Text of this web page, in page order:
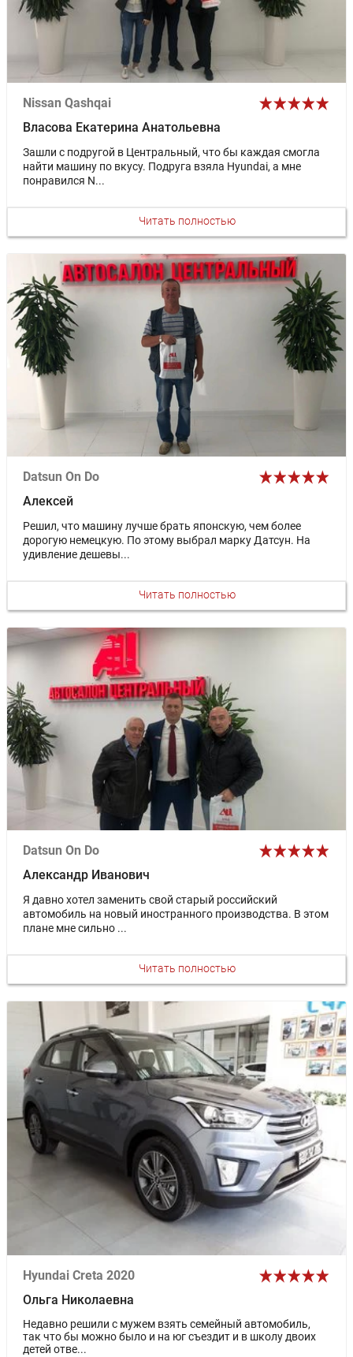
Nissan Qashqai
Власова Екатерина Анатольевна
Зашли с подругой в Центральный, что бы каждая смогла
найти машину по вкусу. Подруга взяла Hyundai, а мне
понравился N...
Читать полностью
Datsun On Do
Алексей
Решил, что машину лучше брать японскую, чем более
дорогую немецкую. По этому выбрал марку Датсун. На
удивление дешевы...
Читать полностью
Datsun On Do
Александр Иванович
Я давно хотел заменить свой старый российский
автомобиль на новый иностранного производства. В этом
плане мне сильно ...
Читать полностью
Hyundai Creta 2020
Ольга Николаевна
Недавно решили с мужем взять семейный автомобиль,
так что бы можно было и на юг съездит и в школу двоих
детей отве...